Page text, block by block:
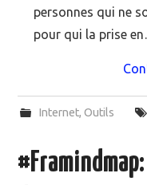
personnes qui ne
pour qui la prise
Internet, Outils